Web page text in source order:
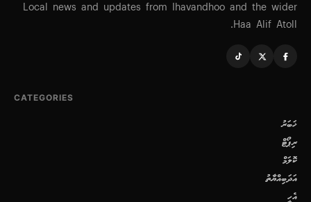
Local news and updates from Ihavandhoo and the wider
Haa Alif Atoll.
CATEGORIES
ޚަބަރު
ރިޕޯޓް
ކޮލަމް
އަދަބިއްޔާތު
އެހީ